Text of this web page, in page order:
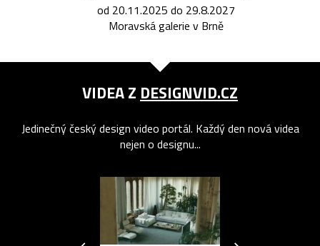
od 20.11.2025 do 29.8.2027
Moravská galerie v Brně
VIDEA Z DESIGNVID.CZ
Jedinečný český design video portál. Každý den nová videa
nejen o designu...